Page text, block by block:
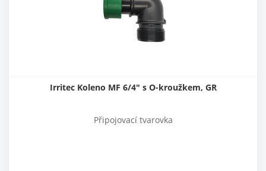
Irritec Koleno MF 6/4" s O-kroužkem, GR
Připojovací tvarovka